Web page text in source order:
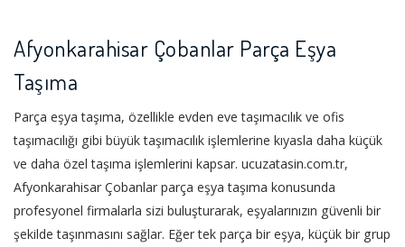
Afyonkarahisar Çobanlar Parça Eşya
Taşıma
Parça eşya taşıma, özellikle evden eve taşımacılık ve ofis
taşımacılığı gibi büyük taşımacılık işlemlerine kıyasla daha küçük
ve daha özel taşıma işlemlerini kapsar. ucuzatasin.com.tr,
Afyonkarahisar Çobanlar parça eşya taşıma konusunda
profesyonel firmalarla sizi buluşturarak, eşyalarınızın güvenli bir
şekilde taşınmasını sağlar. Eğer tek parça bir eşya, küçük bir grup